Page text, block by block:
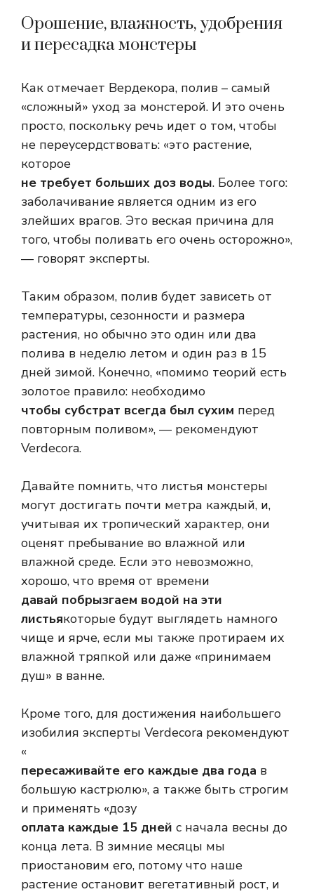
Орошение, влажность, удобрения
и пересадка монстеры
Как отмечает Вердекора, полив – самый
«сложный» уход за монстерой. И это очень
просто, поскольку речь идет о том, чтобы
не переусердствовать: «это растение,
которое
не требует больших доз воды. Более того:
заболачивание является одним из его
злейших врагов. Это веская причина для
того, чтобы поливать его очень осторожно»,
— говорят эксперты.
Таким образом, полив будет зависеть от
температуры, сезонности и размера
растения, но обычно это один или два
полива в неделю летом и один раз в 15
дней зимой. Конечно, «помимо теорий есть
золотое правило: необходимо
чтобы субстрат всегда был сухим перед
повторным поливом», — рекомендуют
Verdecora.
Давайте помнить, что листья монстеры
могут достигать почти метра каждый, и,
учитывая их тропический характер, они
оценят пребывание во влажной или
влажной среде. Если это невозможно,
хорошо, что время от времени
давай побрызгаем водой на эти
листьякоторые будут выглядеть намного
чище и ярче, если мы также протираем их
влажной тряпкой или даже «принимаем
душ» в ванне.
Кроме того, для достижения наибольшего
изобилия эксперты Verdecora рекомендуют
«
пересаживайте его каждые два года в
большую кастрюлю», а также быть строгим
и применять «дозу
оплата каждые 15 дней с начала весны до
конца лета. В зимние месяцы мы
приостановим его, потому что наше
растение остановит вегетативный рост, и